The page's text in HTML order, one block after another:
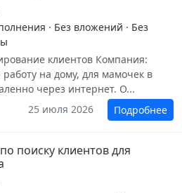
· Без вложений · Без
клиентов Компания:
на дому, для мамочек в
через интернет. О...
25 июля 2026
Подробнее
поиску клиентов для